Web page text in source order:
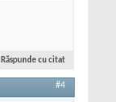
Răspunde cu citat
#4